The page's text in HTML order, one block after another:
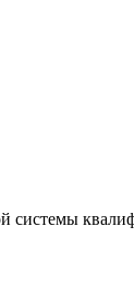
системы